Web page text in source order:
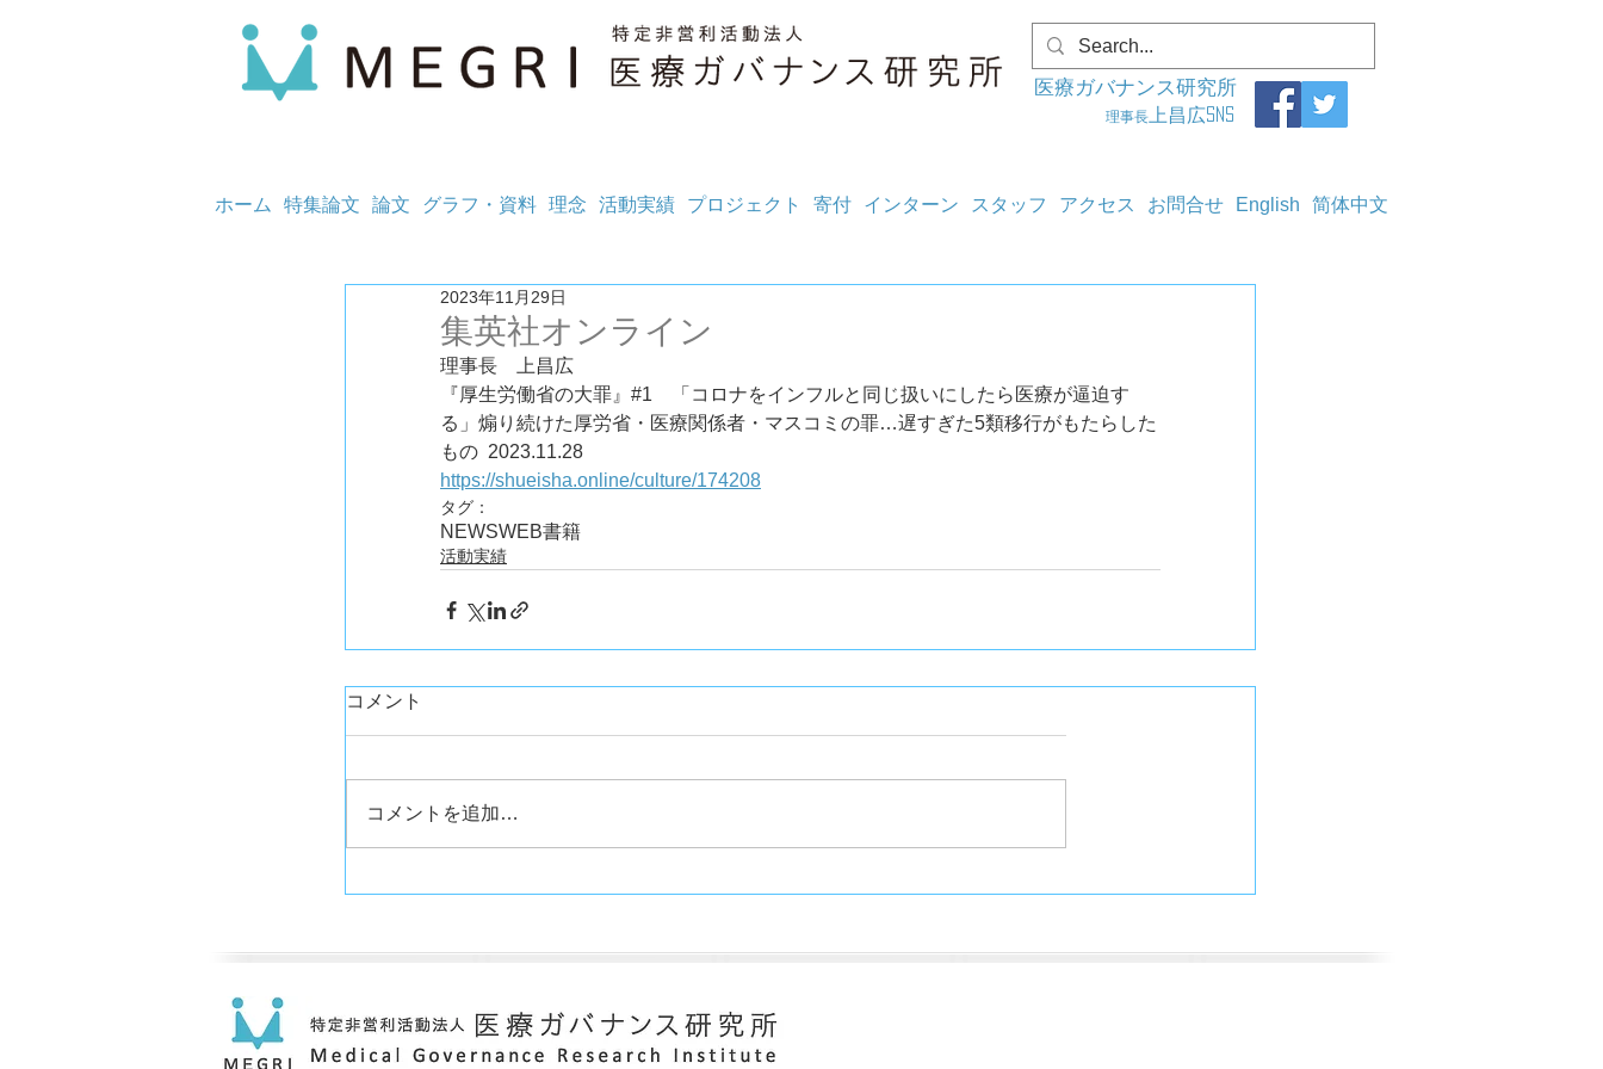
医療ガバナンス研究所
理事長 上昌広SNS
ホーム 特集論文 論文 グラフ・資料 理念 活動実績 プロジェクト 寄付 インターン スタッフ アクセス お問合せ English 简体中文
集英社オンライン
2023年11月29日
理事長　上昌広
『厚生労働省の大罪』#1　「コロナをインフルと同じ扱いにしたら医療が逼迫す
る」煽り続けた厚労省・医療関係者・マスコミの罪…遅すぎた5類移行がもたらした
もの	2023.11.28
https://shueisha.online/culture/174208
タグ：
NEWSWEB書籍
活動実績
コメント
コメントを追加…